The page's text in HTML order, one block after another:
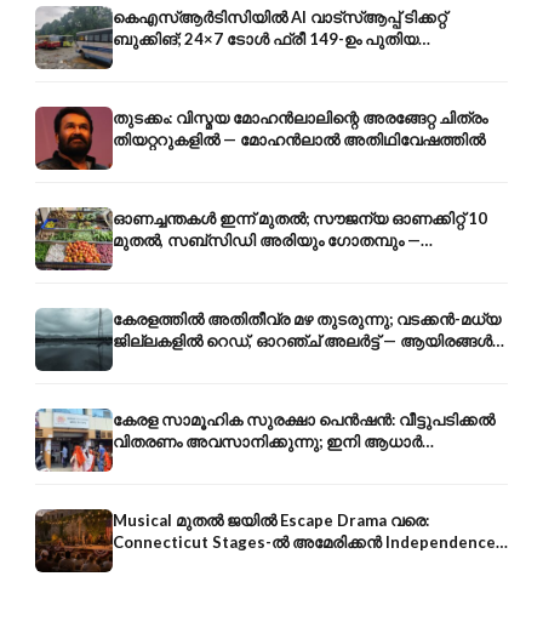
കെഎസ്ആർടിസിയിൽ AI വാട്സ്ആപ്പ് ടിക്കറ്റ്
ബുക്കിങ്; 24×7 ടോൾ ഫ്രീ 149-ഉം പുതിയ
കൊറിയറും
തുടക്കം: വിസ്മയ മോഹൻലാലിന്റെ അരങ്ങേറ്റ ചിത്രം
തിയറ്ററുകളിൽ — മോഹൻലാൽ അതിഥിവേഷത്തിൽ
ഓണച്ചന്തകൾ ഇന്ന് മുതൽ; സൗജന്യ ഓണക്കിറ്റ് 10
മുതൽ, സബ്സിഡി അരിയും ഗോതമ്പും —
വിലക്കയറ്റത്തിന് കടിഞ്ഞാൺ
കേരളത്തിൽ അതിതീവ്ര മഴ തുടരുന്നു; വടക്കൻ-മധ്യ
ജില്ലകളിൽ റെഡ്, ഓറഞ്ച് അലർട്ട് — ആയിരങ്ങൾ
ക്യാമ്പുകളിൽ
കേരള സാമൂഹിക സുരക്ഷാ പെൻഷൻ: വീട്ടുപടിക്കൽ
വിതരണം അവസാനിക്കുന്നു; ഇനി ആധാർ
അക്കൗണ്ടിൽ നേരിട്ട്
Musical മുതൽ ജയിൽ Escape Drama വരെ:
Connecticut Stages-ൽ അമേരിക്കൻ Independence-
ന്റെ 250-ആം വാർഷികം